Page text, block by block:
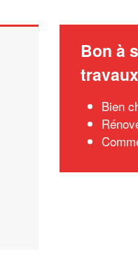
Bon à
travaux
Bien